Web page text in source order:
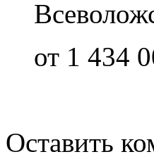
от 1 434
Оставить